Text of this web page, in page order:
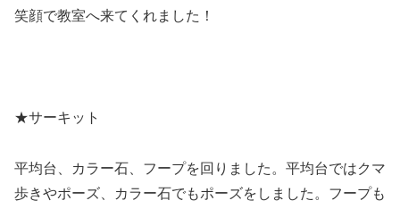
笑顔で教室へ来てくれました！
★サーキット
平均台、カラー石、フープを回りました。平均台ではクマ
歩きやポーズ、カラー石でもポーズをしました。フープも